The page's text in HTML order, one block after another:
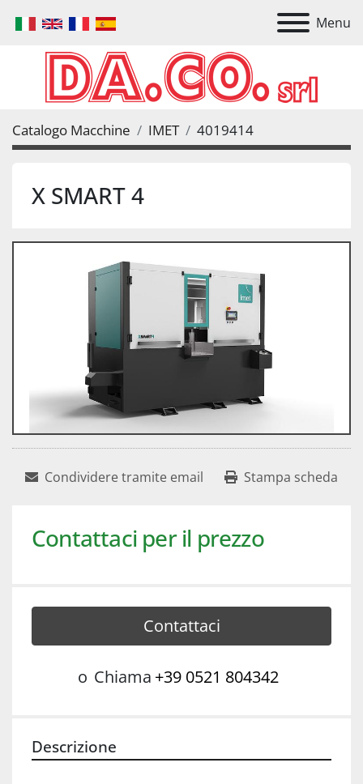
Menu
Catalogo Macchine IMET 4019414
X SMART 4
Condividere tramite email Stampa scheda
Contattaci per il prezzo
Contattaci
o Chiama +39 0521 804342
Descrizione